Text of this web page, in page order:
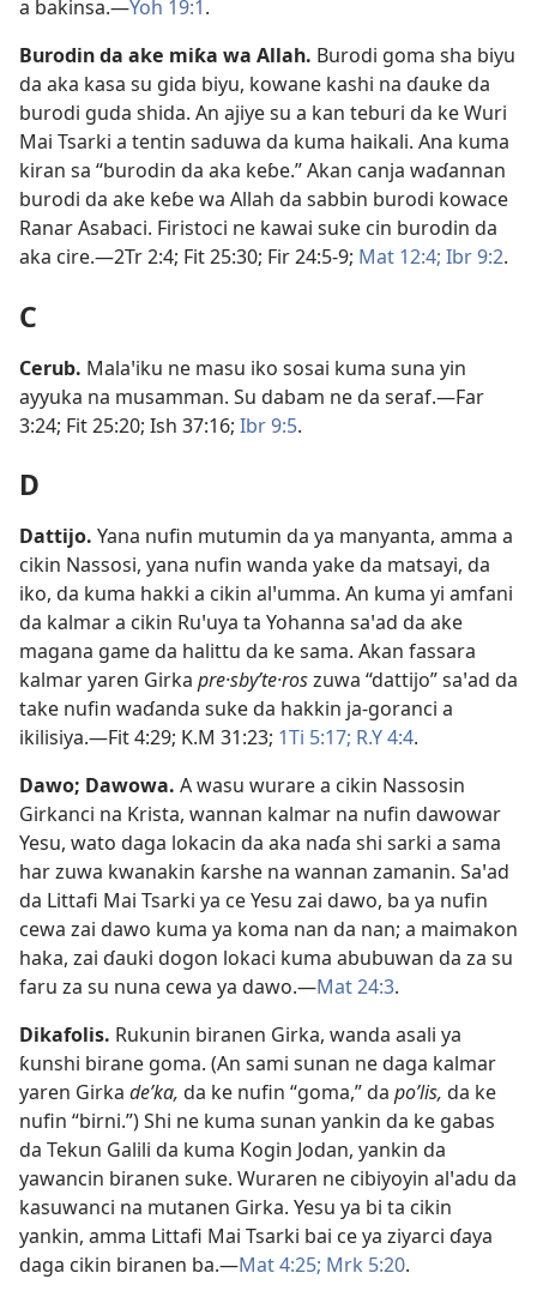
a bakinsa.​—Yoh 19:1.
Burodin da ake miƙa wa Allah. Burodi goma sha biyu
da aka kasa su gida biyu, kowane kashi na ɗauke da
burodi guda shida. An ajiye su a kan teburi da ke Wuri
Mai Tsarki a tentin saduwa da kuma haikali. Ana kuma
kiran sa “burodin da aka keɓe.” Akan canja waɗannan
burodi da ake keɓe wa Allah da sabbin burodi kowace
Ranar Asabaci. Firistoci ne kawai suke cin burodin da
aka cire.​—2Tr 2:4; Fit 25:30; Fir 24:5-9; Mat 12:4; Ibr 9:2.
C
Cerub. Malaꞌiku ne masu iko sosai kuma suna yin
ayyuka na musamman. Su dabam ne da seraf.​—Far
3:24; Fit 25:20; Ish 37:16; Ibr 9:5.
D
Dattijo. Yana nufin mutumin da ya manyanta, amma a
cikin Nassosi, yana nufin wanda yake da matsayi, da
iko, da kuma hakki a cikin alꞌumma. An kuma yi amfani
da kalmar a cikin Ruꞌuya ta Yohanna saꞌad da ake
magana game da halittu da ke sama. Akan fassara
kalmar yaren Girka pre·sbyʹte·roszuwa “dattijo” saꞌad da
take nufin waɗanda suke da hakkin ja-goranci a
ikilisiya.​—Fit 4:29; K.M 31:23; 1Ti 5:17; R.Y 4:4.
Dawo; Dawowa. A wasu wurare a cikin Nassosin
Girkanci na Krista, wannan kalmar na nufin dawowar
Yesu, wato daga lokacin da aka naɗa shi sarki a sama
har zuwa kwanakin ƙarshe na wannan zamanin. Saꞌad
da Littafi Mai Tsarki ya ce Yesu zai dawo, ba ya nufin
cewa zai dawo kuma ya koma nan da nan; a maimakon
haka, zai ɗauki dogon lokaci kuma abubuwan da za su
faru za su nuna cewa ya dawo.​—Mat 24:3.
Dikafolis. Rukunin biranen Girka, wanda asali ya
ƙunshi birane goma. (An sami sunan ne daga kalmar
yaren Girka deʹka, da ke nufin “goma,” da poʹlis, da ke
nufin “birni.”) Shi ne kuma sunan yankin da ke gabas
da Tekun Galili da kuma Kogin Jodan, yankin da
yawancin biranen suke. Wuraren ne cibiyoyin alꞌadu da
kasuwanci na mutanen Girka. Yesu ya bi ta cikin
yankin, amma Littafi Mai Tsarki bai ce ya ziyarci ɗaya
daga cikin biranen ba.​—Mat 4:25; Mrk 5:20.